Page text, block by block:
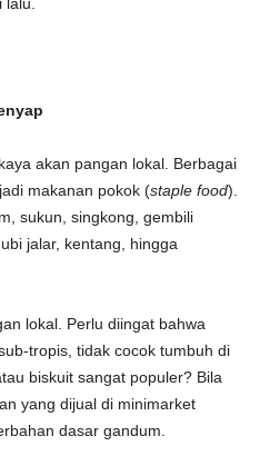
akan pangan lokal. Berbagai
makanan pokok (staple food).
sukun, singkong, gembili
jalar, kentang, hingga
lokal. Perlu diingat bahwa
tropis, tidak cocok tumbuh di
biskuit sangat populer? Bila
yang dijual di minimarket
dasar gandum.